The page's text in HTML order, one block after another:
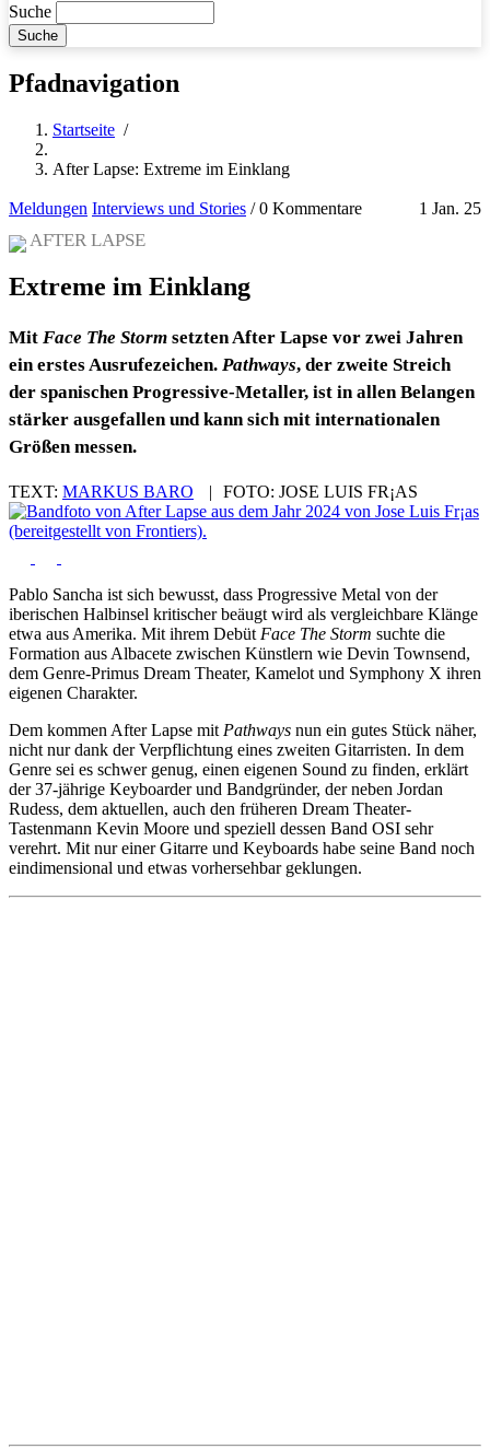
Suche
Pfadnavigation
Startseite /
After Lapse: Extreme im Einklang
Meldungen Interviews und Stories 1 Jan. 25
/0 Kommentare
AFTER LAPSE
Extreme im Einklang
Mit Face The Storm setzten After Lapse vor zwei Jahren
ein erstes Ausrufezeichen. Pathways, der zweite Streich
der spanischen Progressive-Metaller, ist in allen Belangen
stärker ausgefallen und kann sich mit internationalen
Größen messen.
TEXT: MARKUS BARO | FOTO: JOSE LUIS FR¡AS
Pablo Sancha ist sich bewusst, dass Progressive Metal von der
iberischen Halbinsel kritischer beäugt wird als vergleichbare Klänge
etwa aus Amerika. Mit ihrem Debüt Face The Storm suchte die
Formation aus Albacete zwischen Künstlern wie Devin Townsend,
dem Genre-Primus Dream Theater, Kamelot und Symphony X ihren
eigenen Charakter.
Dem kommen After Lapse mit Pathways nun ein gutes Stück näher,
nicht nur dank der Verpflichtung eines zweiten Gitarristen. In dem
Genre sei es schwer genug, einen eigenen Sound zu finden, erklärt
der 37-jährige Keyboarder und Bandgründer, der neben Jordan
Rudess, dem aktuellen, auch den früheren Dream Theater-
Tastenmann Kevin Moore und speziell dessen Band OSI sehr
verehrt. Mit nur einer Gitarre und Keyboards habe seine Band noch
eindimensional und etwas vorhersehbar geklungen.